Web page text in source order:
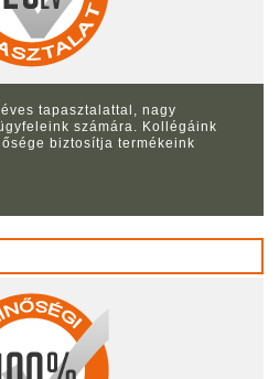
tapasztalattal, nagy
számára. Kollégáink
biztosítja termékeink